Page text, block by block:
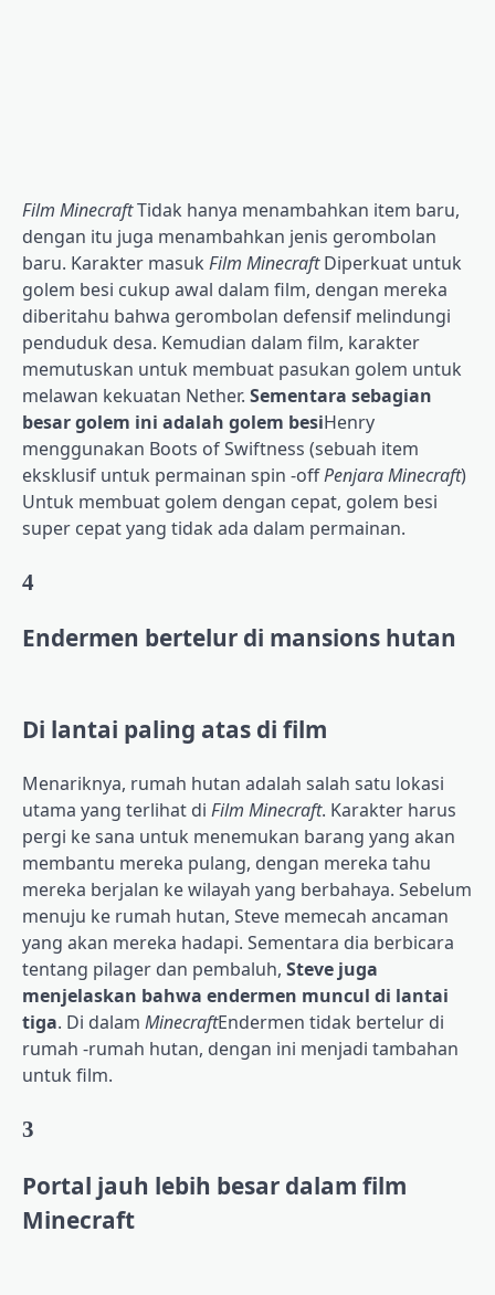
Film MinecraftTidak hanya menambahkan item baru,
dengan itu juga menambahkan jenis gerombolan
baru. Karakter masuk Film MinecraftDiperkuat untuk
golem besi cukup awal dalam film, dengan mereka
diberitahu bahwa gerombolan defensif melindungi
penduduk desa. Kemudian dalam film, karakter
memutuskan untuk membuat pasukan golem untuk
melawan kekuatan Nether. Sementara sebagian
besar golem ini adalah golem besiHenry
menggunakan Boots of Swiftness (sebuah item
eksklusif untuk permainan spin -offPenjara Minecraft)
Untuk membuat golem dengan cepat, golem besi
super cepat yang tidak ada dalam permainan.
4
Endermen bertelur di mansions hutan
Di lantai paling atas di film
Menariknya, rumah hutan adalah salah satu lokasi
utama yang terlihat di Film Minecraft. Karakter harus
pergi ke sana untuk menemukan barang yang akan
membantu mereka pulang, dengan mereka tahu
mereka berjalan ke wilayah yang berbahaya. Sebelum
menuju ke rumah hutan, Steve memecah ancaman
yang akan mereka hadapi. Sementara dia berbicara
tentang pilager dan pembaluh, Steve juga
menjelaskan bahwa endermen muncul di lantai
tiga. Di dalam MinecraftEndermen tidak bertelur di
rumah -rumah hutan, dengan ini menjadi tambahan
untuk film.
3
Portal jauh lebih besar dalam film
Minecraft